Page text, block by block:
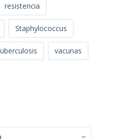
resistencia
Staphylococcus
vacunas